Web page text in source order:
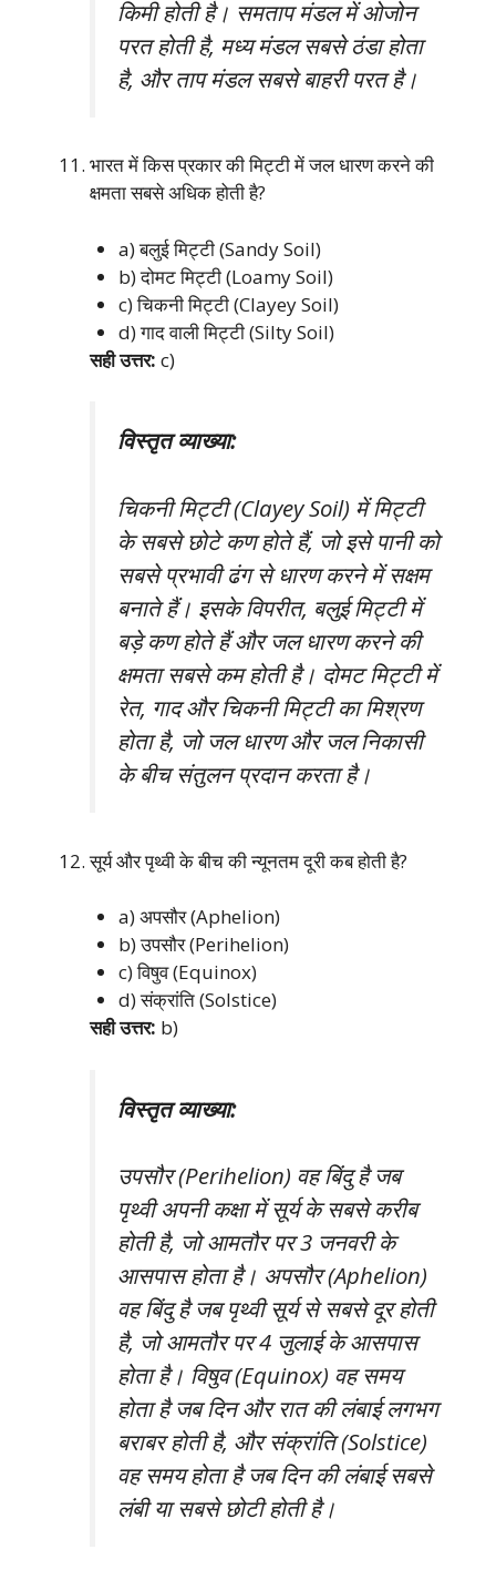
किमी होती है। समताप मंडल में ओजोन
परत होती है, मध्य मंडल सबसे ठंडा होता
है, और ताप मंडल सबसे बाहरी परत है।
भारत में किस प्रकार की मिट्टी में जल धारण करने की
क्षमता सबसे अधिक होती है?
a) बलुई मिट्टी (Sandy Soil)
b) दोमट मिट्टी (Loamy Soil)
c) चिकनी मिट्टी (Clayey Soil)
d) गाद वाली मिट्टी (Silty Soil)
सही उत्तर: c)
विस्तृत व्याख्या:
चिकनी मिट्टी (Clayey Soil) में मिट्टी
के सबसे छोटे कण होते हैं, जो इसे पानी को
सबसे प्रभावी ढंग से धारण करने में सक्षम
बनाते हैं। इसके विपरीत, बलुई मिट्टी में
बड़े कण होते हैं और जल धारण करने की
क्षमता सबसे कम होती है। दोमट मिट्टी में
रेत, गाद और चिकनी मिट्टी का मिश्रण
होता है, जो जल धारण और जल निकासी
के बीच संतुलन प्रदान करता है।
सूर्य और पृथ्वी के बीच की न्यूनतम दूरी कब होती है?
a) अपसौर (Aphelion)
b) उपसौर (Perihelion)
c) विषुव (Equinox)
d) संक्रांति (Solstice)
सही उत्तर: b)
विस्तृत व्याख्या:
उपसौर (Perihelion) वह बिंदु है जब
पृथ्वी अपनी कक्षा में सूर्य के सबसे करीब
होती है, जो आमतौर पर 3 जनवरी के
आसपास होता है। अपसौर (Aphelion)
वह बिंदु है जब पृथ्वी सूर्य से सबसे दूर होती
है, जो आमतौर पर 4 जुलाई के आसपास
होता है। विषुव (Equinox) वह समय
होता है जब दिन और रात की लंबाई लगभग
बराबर होती है, और संक्रांति (Solstice)
वह समय होता है जब दिन की लंबाई सबसे
लंबी या सबसे छोटी होती है।